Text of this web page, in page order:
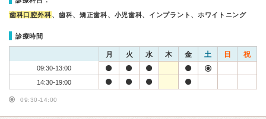
歯科口腔外科、歯科、矯正歯科、小児歯科、インプラント、ホワイトニング
診療時間
月 火 水 木 金 土 日 祝
09:30-13:00
14:30-19:00
09:30-14:00